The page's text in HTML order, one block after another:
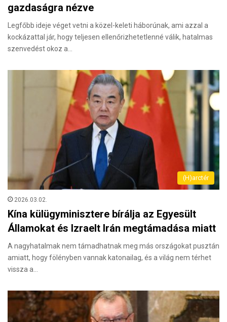
gazdaságra nézve
Legfőbb ideje véget vetni a közel-keleti háborúnak, ami azzal a
kockázattal jár, hogy teljesen ellenőrizhetetlenné válik, hatalmas
szenvedést okoz a…
(H)arctér
2026.03.02.
Kína külügyminisztere bírálja az Egyesült
Államokat és Izraelt Irán megtámadása miatt
A nagyhatalmak nem támadhatnak meg más országokat pusztán
amiatt, hogy fölényben vannak katonailag, és a világ nem térhet
vissza a…